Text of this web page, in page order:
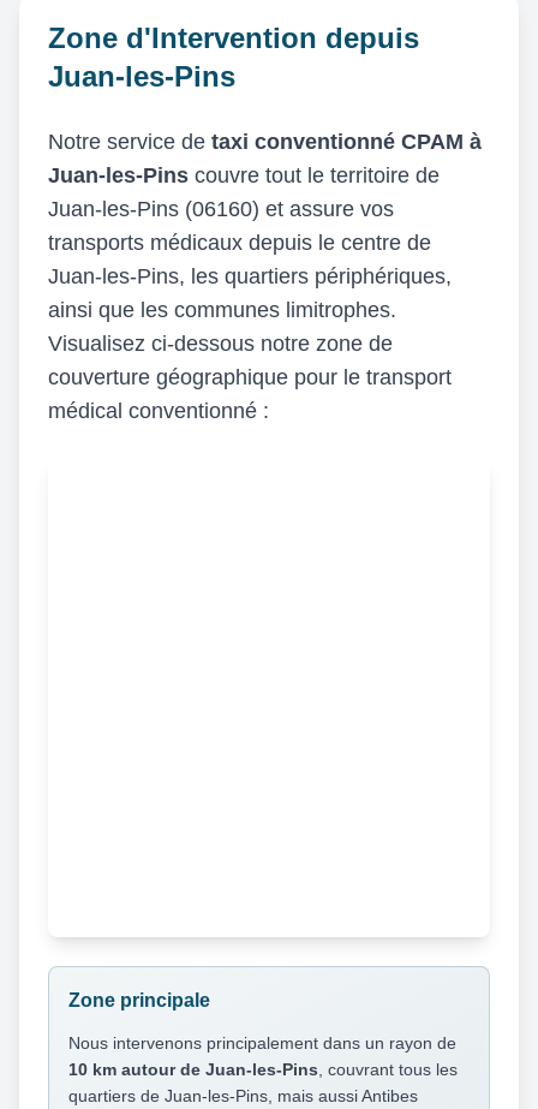
Zone d'Intervention depuis
Juan-les-Pins
Notre service de taxi conventionné CPAM à
Juan-les-Pins couvre tout le territoire de
Juan-les-Pins (06160) et assure vos
transports médicaux depuis le centre de
Juan-les-Pins, les quartiers périphériques,
ainsi que les communes limitrophes.
Visualisez ci-dessous notre zone de
couverture géographique pour le transport
médical conventionné :
Zone principale
Nous intervenons principalement dans un rayon de
10 km autour de Juan-les-Pins , couvrant tous les
quartiers de Juan-les-Pins, mais aussi Antibes